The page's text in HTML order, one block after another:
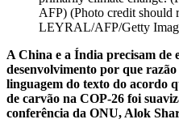
AFP) (Photo credit should
LEYRAL/AFP/Getty
A China e a Índia precisam de
desenvolvimento por que
linguagem do texto do acordo
de carvão na COP-26 foi
conferência da ONU, Alok